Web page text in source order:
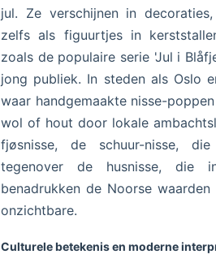
jul. Ze verschijnen in
zelfs als figuurtjes in
zoals de populaire serie 'Jul i
jong publiek. In steden als Oslo
waar handgemaakte nisse-
wol of hout door lokale
fjøsnisse, de schuur-nisse,
tegenover de husnisse, die
benadrukken de Noorse
onzichtbare.
Culturele betekenis en moderne